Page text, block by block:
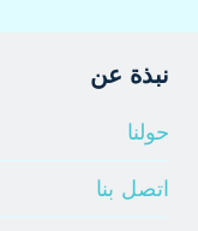
نبذة عن
حولنا
اتصل بنا